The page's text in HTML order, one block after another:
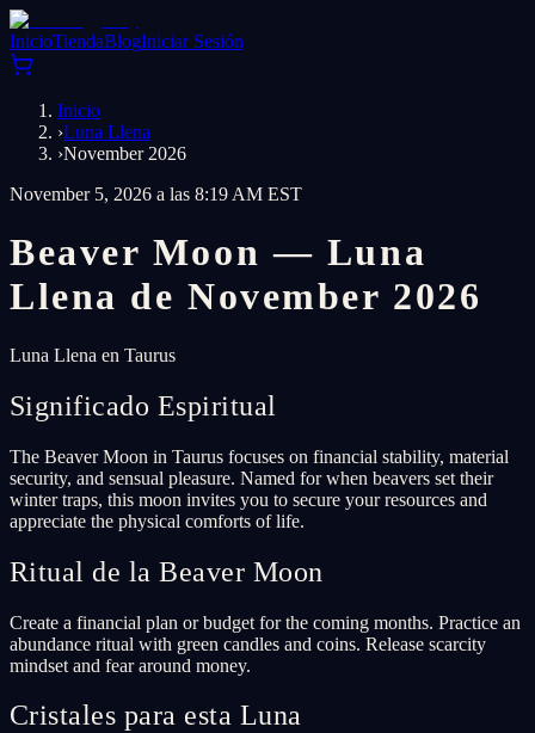
InicioTiendaBlogIniciar Sesión
Inicio
›Luna Llena
›November 2026
November 5, 2026 a las 8:19 AM EST
Beaver Moon — Luna
Llena de November 2026
Luna Llena en Taurus
Significado Espiritual
The Beaver Moon in Taurus focuses on financial stability, material
security, and sensual pleasure. Named for when beavers set their
winter traps, this moon invites you to secure your resources and
appreciate the physical comforts of life.
Ritual de la Beaver Moon
Create a financial plan or budget for the coming months. Practice an
abundance ritual with green candles and coins. Release scarcity
mindset and fear around money.
Cristales para esta Luna